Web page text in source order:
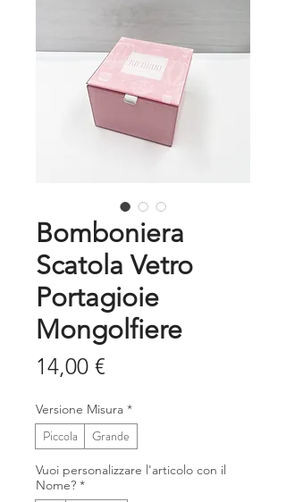
Bomboniera
Scatola Vetro
Portagioie
Mongolfiere
14,00 €
Versione Misura *
Piccola Grande
Vuoi personalizzare l'articolo con il
Nome? *